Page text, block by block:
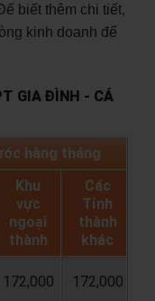
biết thêm chi tiết,
kinh doanh để
GIA ĐÌNH - CÁ
hàng tháng
Khu
vực
ngoại
thành
Các
Tỉnh
thành
khác
172,000 172,000